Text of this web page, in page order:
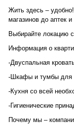
Жить здесь –
магазинов до аптек
Выбирайте локацию
Информация о
-Двуспальная
-Шкафы и тумбы для
-Кухня со всей
-Гигиенические
Почему мы –